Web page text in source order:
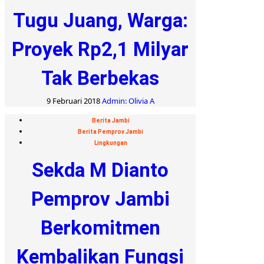
Tugu Juang, Warga:
Proyek Rp2,1 Milyar
Tak Berbekas
9 Februari 2018Admin: Olivia A
Berita Jambi
Berita Pemprov Jambi
Lingkungan
Sekda M Dianto
Pemprov Jambi
Berkomitmen
Kembalikan Fungsi